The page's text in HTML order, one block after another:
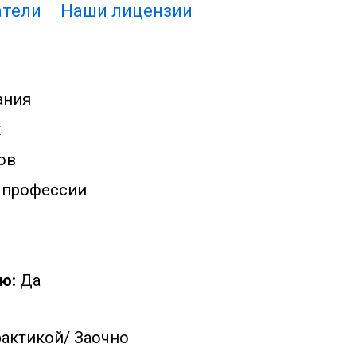
Наши лицензии
Да
Заочно